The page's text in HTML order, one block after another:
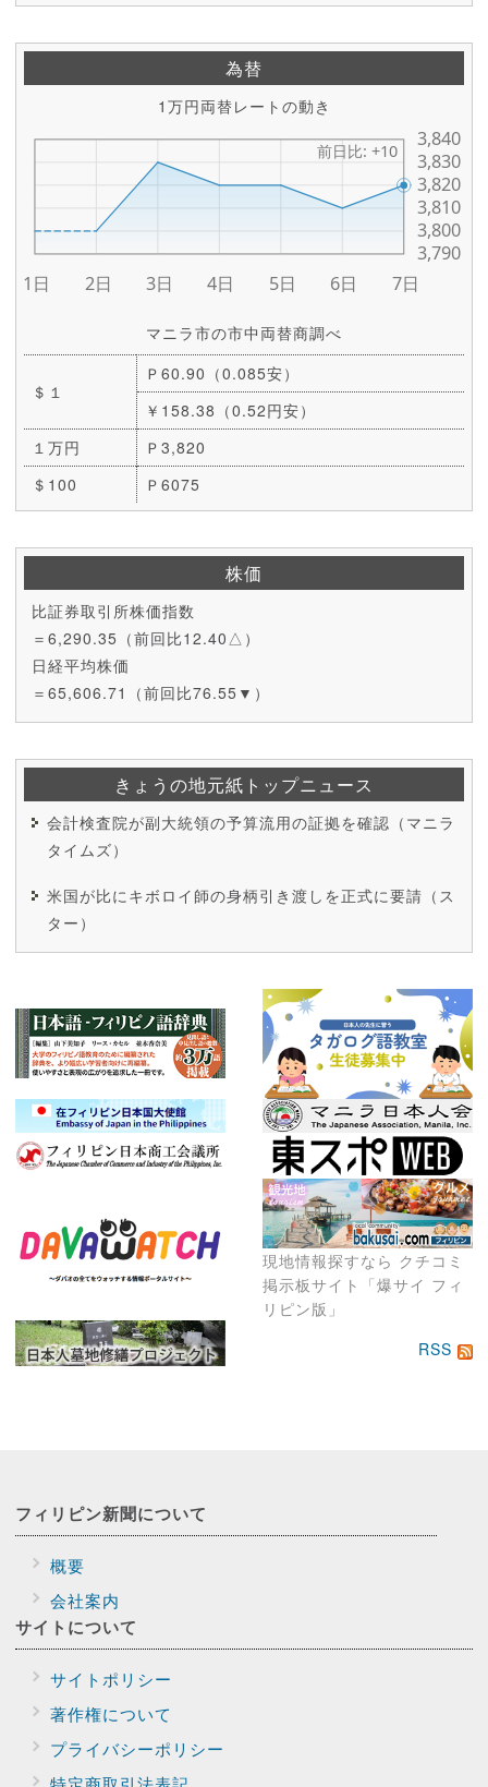
現地情報探すなら クチコミ
掲示板サイト「爆サイ フィ
リピン版」
為替
1万円両替レートの動き
マニラ市の市中両替商調べ
＄１
Ｐ60.90（0.085安）
￥158.38（0.52円安）
１万円
Ｐ3,820
＄100
Ｐ6075
株価
比証券取引所株価指数
＝6,290.35（前回比12.40△）
日経平均株価
＝65,606.71（前回比76.55▼）
きょうの地元紙トップニュース
会計検査院が副大統領の予算流用の証拠を確認（マニラ
タイムズ）
米国が比にキボロイ師の身柄引き渡しを正式に要請（ス
ター）
RSS
フィリピン新聞について
概要
会社案内
サイトについて
サイトポリシー
著作権について
プライバシーポリシー